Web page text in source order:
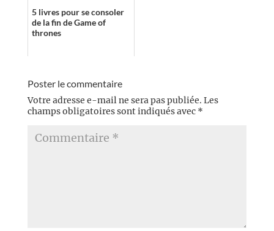
5 livres pour se consoler
de la fin de Game of
thrones
Poster le commentaire
Votre adresse e-mail ne sera pas publiée. Les
champs obligatoires sont indiqués avec *